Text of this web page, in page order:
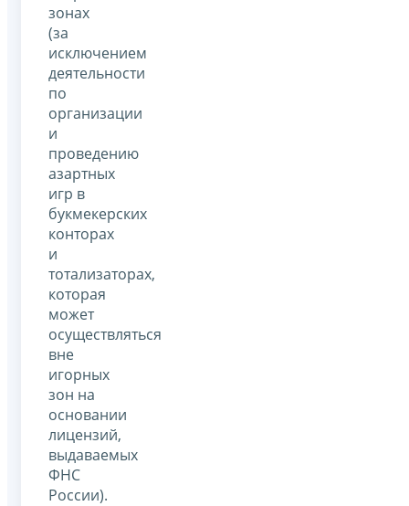
зонах
(за
исключением
деятельности
по
организации
и
проведению
азартных
игр в
букмекерских
конторах
и
тотализаторах,
которая
может
осуществляться
вне
игорных
зон на
основании
лицензий,
выдаваемых
ФНС
России).